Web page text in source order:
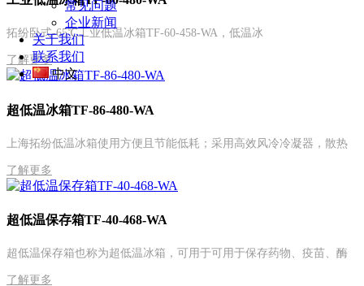
常见问题
企业新闻
关于我们
联系我们
中文
拓纷卧式-65℃工业低温冰箱TF-60-458-WA，低温冰
了解更多
超低温冰箱TF-86-480-WA
上海拓纷低温冰箱使用方便且节能低耗；采用高效风冷冷凝器，散热
了解更多
超低温保存箱TF-40-468-WA
超低温保存箱也称为超低温冰箱，可用于可用于保存药物、疫苗、酶
了解更多